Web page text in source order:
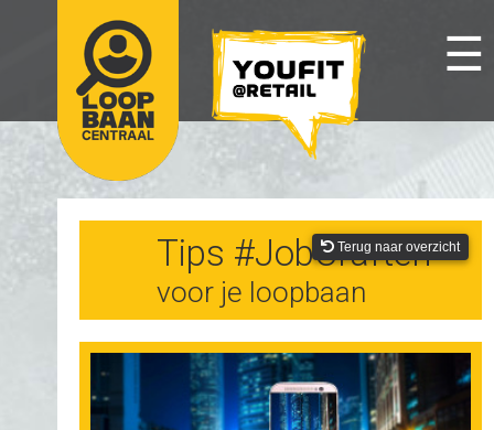
☰
Tips #JobCraften
voor je loopbaan
Terug naar overzicht